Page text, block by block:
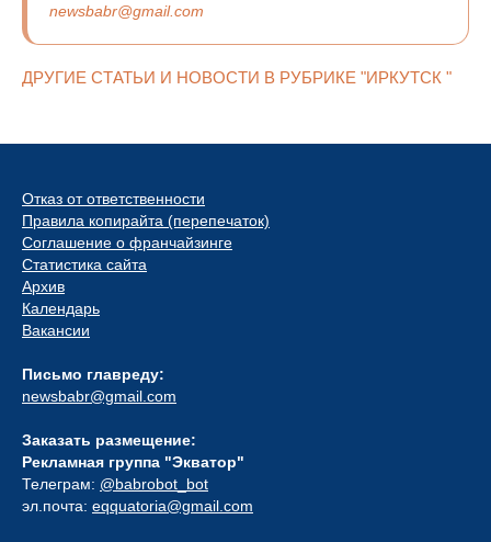
newsbabr@gmail.com
ДРУГИЕ СТАТЬИ И НОВОСТИ В РУБРИКЕ "ИРКУТСК "
Отказ от ответственности
Правила копирайта (перепечаток)
Соглашение о франчайзинге
Статистика сайта
Архив
Календарь
Вакансии
Письмо главреду:
newsbabr@gmail.com
Заказать размещение:
Рекламная группа "Экватор"
Телеграм: @babrobot_bot
эл.почта: eqquatoria@gmail.com